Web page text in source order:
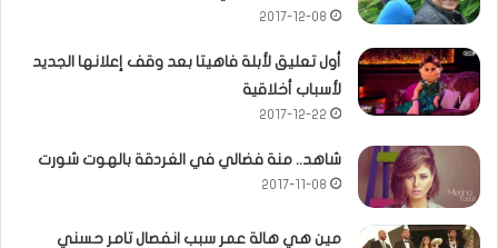
2017-12-08
أول تعليق لأبلة فاهيتا بعد وقف إعلانها الجديد
لأسباب أخلاقية
2017-12-22
شاهد.. منة فضالي في الغردقة بالهوت شورت
2017-11-08
مين هي هالة عمر سبب انفصال تامر حسني